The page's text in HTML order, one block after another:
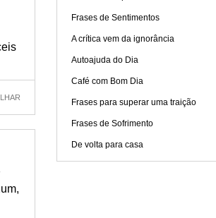
Frases de Sentimentos
A crítica vem da ignorância
Autoajuda do Dia
Café com Bom Dia
Frases para superar uma traição
Frases de Sofrimento
De volta para casa